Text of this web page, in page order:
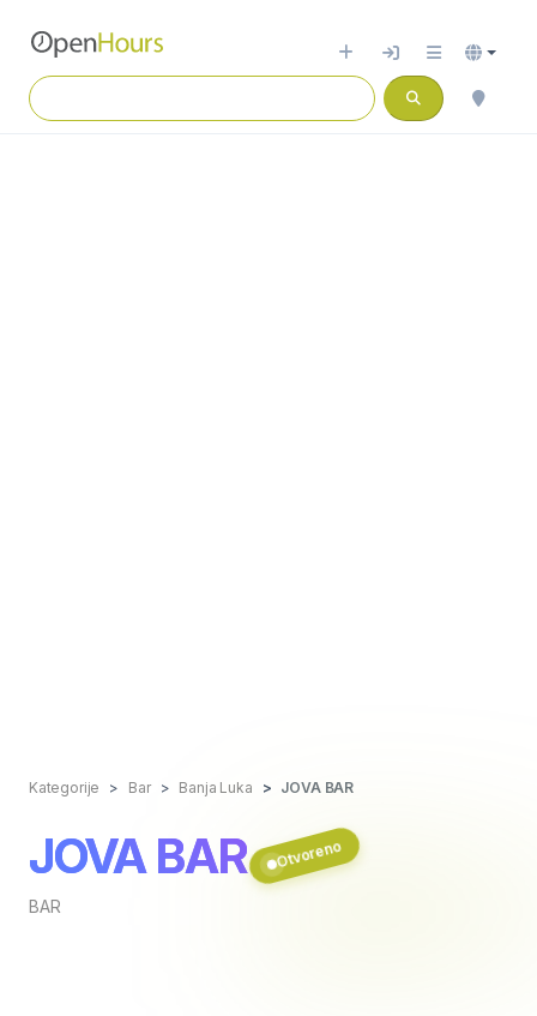
Kategorije Bar Banja Luka JOVA BAR
JOVA BAR
BAR
Otvoreno